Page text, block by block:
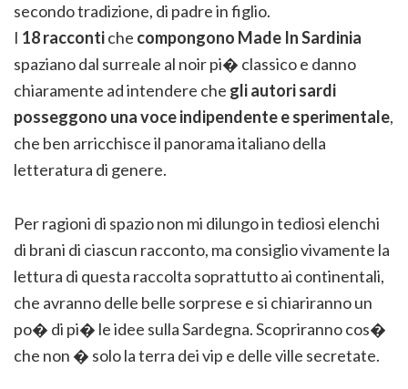
secondo tradizione, di padre in figlio.
I 18 raccontiche compongono Made In Sardinia
spaziano dal surreale al noir pi� classico e danno
chiaramente ad intendere che gli autori sardi
posseggono una voce indipendente e sperimentale,
che ben arricchisce il panorama italiano della
letteratura di genere.
Per ragioni di spazio non mi dilungo in tediosi elenchi
di brani di ciascun racconto, ma consiglio vivamente la
lettura di questa raccolta soprattutto ai continentali,
che avranno delle belle sorprese e si chiariranno un
po� di pi� le idee sulla Sardegna. Scopriranno cos�
che non � solo la terra dei vip e delle ville secretate.